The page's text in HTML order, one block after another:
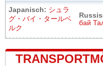
Japanisch: シュラ
グ・バイ・タールベ
ルク
бай